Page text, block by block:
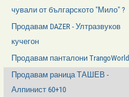
чували от българското "Мило" ?
Продавам DAZER - Ултразвуков
кучегон
Продавам панталони TrangoWorld
Продавам раница ТАШЕВ -
Алпинист 60+10